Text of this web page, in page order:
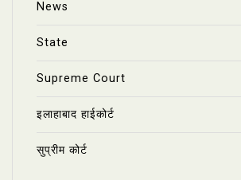
News
State
Supreme Court
इलाहाबाद हाईकोर्ट
सुप्रीम कोर्ट